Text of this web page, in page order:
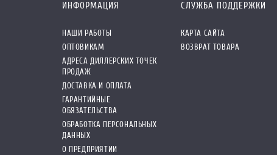
ИНФОРМАЦИЯ
НАШИ РАБОТЫ
ОПТОВИКАМ
АДРЕСА ДИЛЛЕРСКИХ ТОЧЕК
ПРОДАЖ
ДОСТАВКА И ОПЛАТА
ГАРАНТИЙНЫЕ
ОБЯЗАТЕЛЬСТВА
ОБРАБОТКА ПЕРСОНАЛЬНЫХ
ДАННЫХ
О ПРЕДПРИЯТИИ
СЛУЖБА ПОДДЕРЖКИ
КАРТА САЙТА
ВОЗВРАТ ТОВАРА